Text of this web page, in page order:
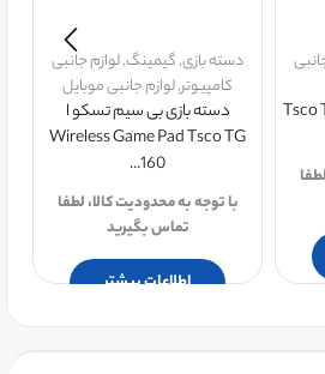
دسته بازی,گیمینگ,لوازم جانبی
کامپیوتر,لوازم جانبی موبایل
دسته بازی بی سیم تسکو ا
Wireless Game Pad Tsco TG
160...
با توجه به محدودیت کالا، لطفا
تماس بگیرید
اطلاعات بیشتر